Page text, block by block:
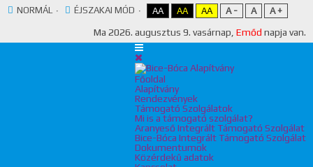
NORMÁL ÉJSZAKAI MÓD AA AA AA A - A A +
Ma 2026. augusztus 9. vasárnap, Emőd napja van.
Főoldal
Alapítvány
Rendezvények
Támogató Szolgálatok
Mi is a támogató szolgálat?
Aranyeső Integrált Támogató Szolgálat
Bice-Bóca Integrált Támogató Szolgálat
Dokumentumok
Közérdekű adatok